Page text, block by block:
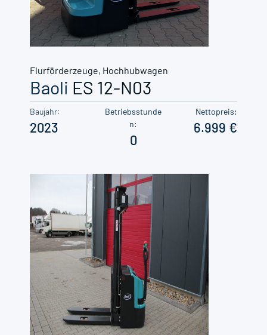
Flurförderzeuge, Hochhubwagen
Baoli ES 12-N03
Baujahr:
2023
Betriebsstunde
n:
0
Nettopreis:
6.999